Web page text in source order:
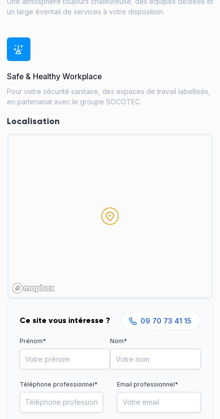
un large éventail de services à votre disposition.
Safe & Healthy Workplace
Pour votre sécurité sanitaire, des espaces de travail labellisés,
en partenariat avec le groupe SOCOTEC.
Localisation
Ce site vous intéresse ? 09 70 73 41 15
Prénom* Nom*
Téléphone professionnel* Email professionnel*